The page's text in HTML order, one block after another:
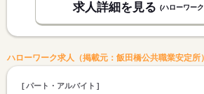
求人詳細を見る (ハローワー
ハローワーク求人（掲載元：飯田橋公共職業安定所）
パート・アルバイト